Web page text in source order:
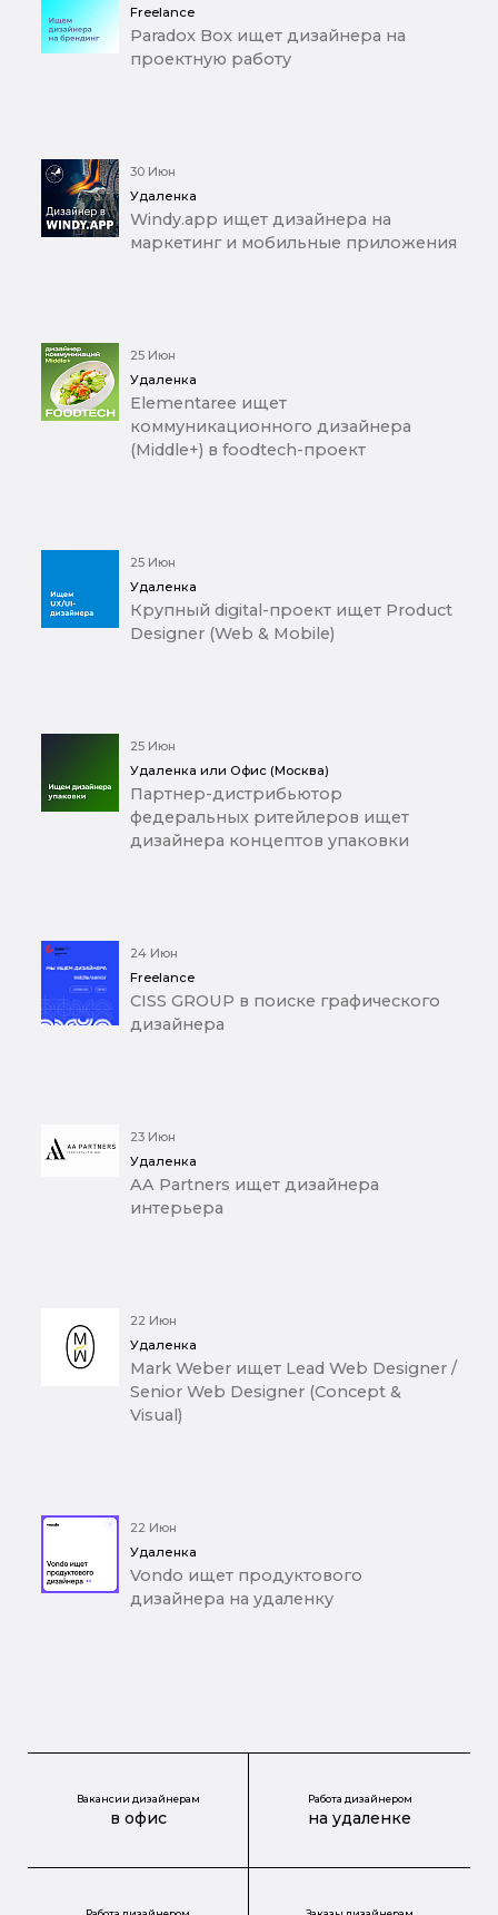
Freelance
Paradox Box ищет дизайнера на
проектную работу
30 Июн
Удаленка
Windy.app ищет дизайнера на
маркетинг и мобильные приложения
25 Июн
Удаленка
Elementaree ищет
коммуникационного дизайнера
(Middle+) в foodtech-проект
25 Июн
Удаленка
Крупный digital-проект ищет Product
Designer (Web & Mobile)
25 Июн
Удаленка или Офис (Москва)
Партнер-дистрибьютор
федеральных ритейлеров ищет
дизайнера концептов упаковки
24 Июн
Freelance
CISS GROUP в поиске графического
дизайнера
23 Июн
Удаленка
AA Partners ищет дизайнера
интерьера
22 Июн
Удаленка
Mark Weber ищет Lead Web Designer /
Senior Web Designer (Concept &
Visual)
22 Июн
Удаленка
Vondo ищет продуктового
дизайнера на удаленку
Вакансии дизайнерам
в офис
Работа дизайнером
на удаленке